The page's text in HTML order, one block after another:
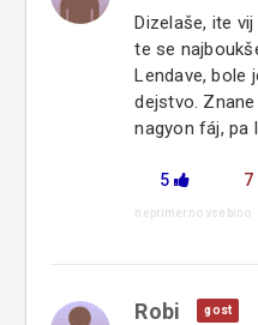
Dizelaše, ite
te se
Lendave, bole
dejstvo.
nagyon fáj, pa
5 7
neprimerno vsebino
Robi gost